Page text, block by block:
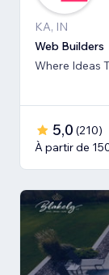
KA, IN
Web Builders
Where Ideas
5,0 (210)
À partir de